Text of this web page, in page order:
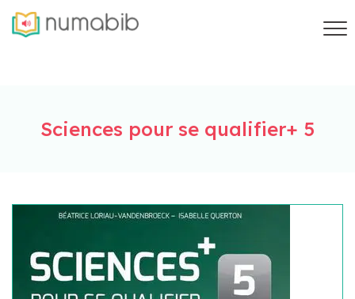
Sciences pour se qualifier+ 5